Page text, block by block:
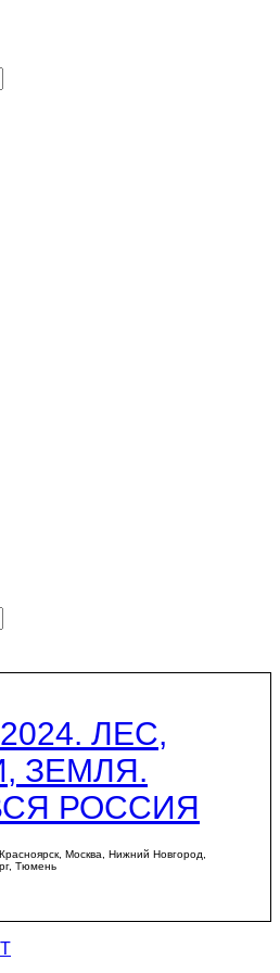
ЛЕС,
ЗЕМЛЯ.
РОССИЯ
Красноярск Москва Нижний Новгород
, Тюмень